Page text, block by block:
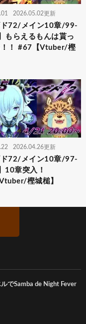
2026.05.02更新
ド72/メイン10章/99-
もらえるもんは貰っ
！！ #67【Vtuber/樫
2026.04.26更新
ド72/メイン10章/97-
10章突入！
樫城槌】
でSamba de Night Fever